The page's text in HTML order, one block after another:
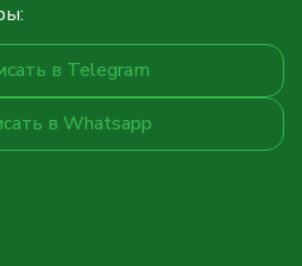
в Telegram
в Whatsapp